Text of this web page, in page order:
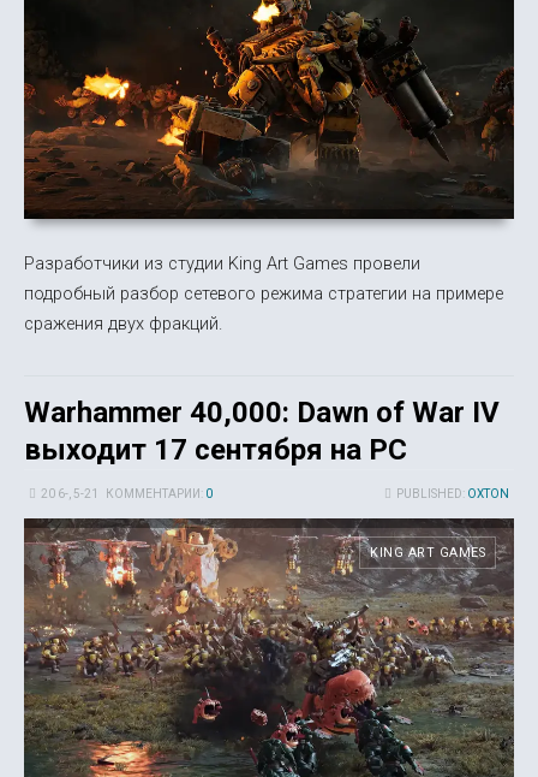
Разработчики из студии King Art Games провели
подробный разбор сетевого режима стратегии на примере
сражения двух фракций.
Warhammer 40,000: Dawn of War IV
выходит 17 сентября на PC
PUBLISHED: OXTON
20 6-, 5-21 КОММЕНТАРИИ: 0
KING ART GAMES